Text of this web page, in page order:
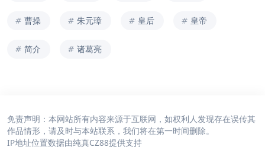
曹操 朱元璋 皇后 皇帝
简介 诸葛亮
免责声明：本网站所有内容来源于互联网，如权利人发现存在误传其
作品情形，请及时与本站联系，我们将在第一时间删除。
IP地址位置数据由纯真CZ88提供支持